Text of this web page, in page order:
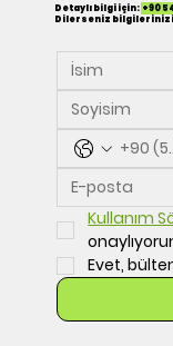
Detaylı bilgi için: +90
Dilerseniz bilgilerinizi
Kullanım
Evet,